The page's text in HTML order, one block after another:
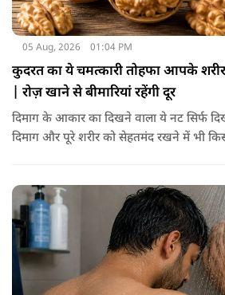
05 Aug, 2026 01:04 PM
कुदरत का ये चमत्कारी तोहफा आपके
| रोज़ खाने से बीमारियां रहेंगी दूर
दिमाग के आकार का दिखने वाला ये नट सिर्फ
दिमाग और पूरे शरीर को सेहतमंद रखने में भी
मिनरल्स जो सेहत के लिए वरदान साबित होते हैं।
हैं कि अखरोट खाना सेहत के लिए क्यों है ज़रूरी।